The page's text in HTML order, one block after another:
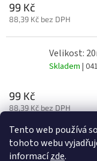
Tento web používá
tohoto webu
informacízde.
99 Kč
88,39 Kč bez DPH
Velikost:
Skladem |
99 Kč
88,39 Kč bez DPH